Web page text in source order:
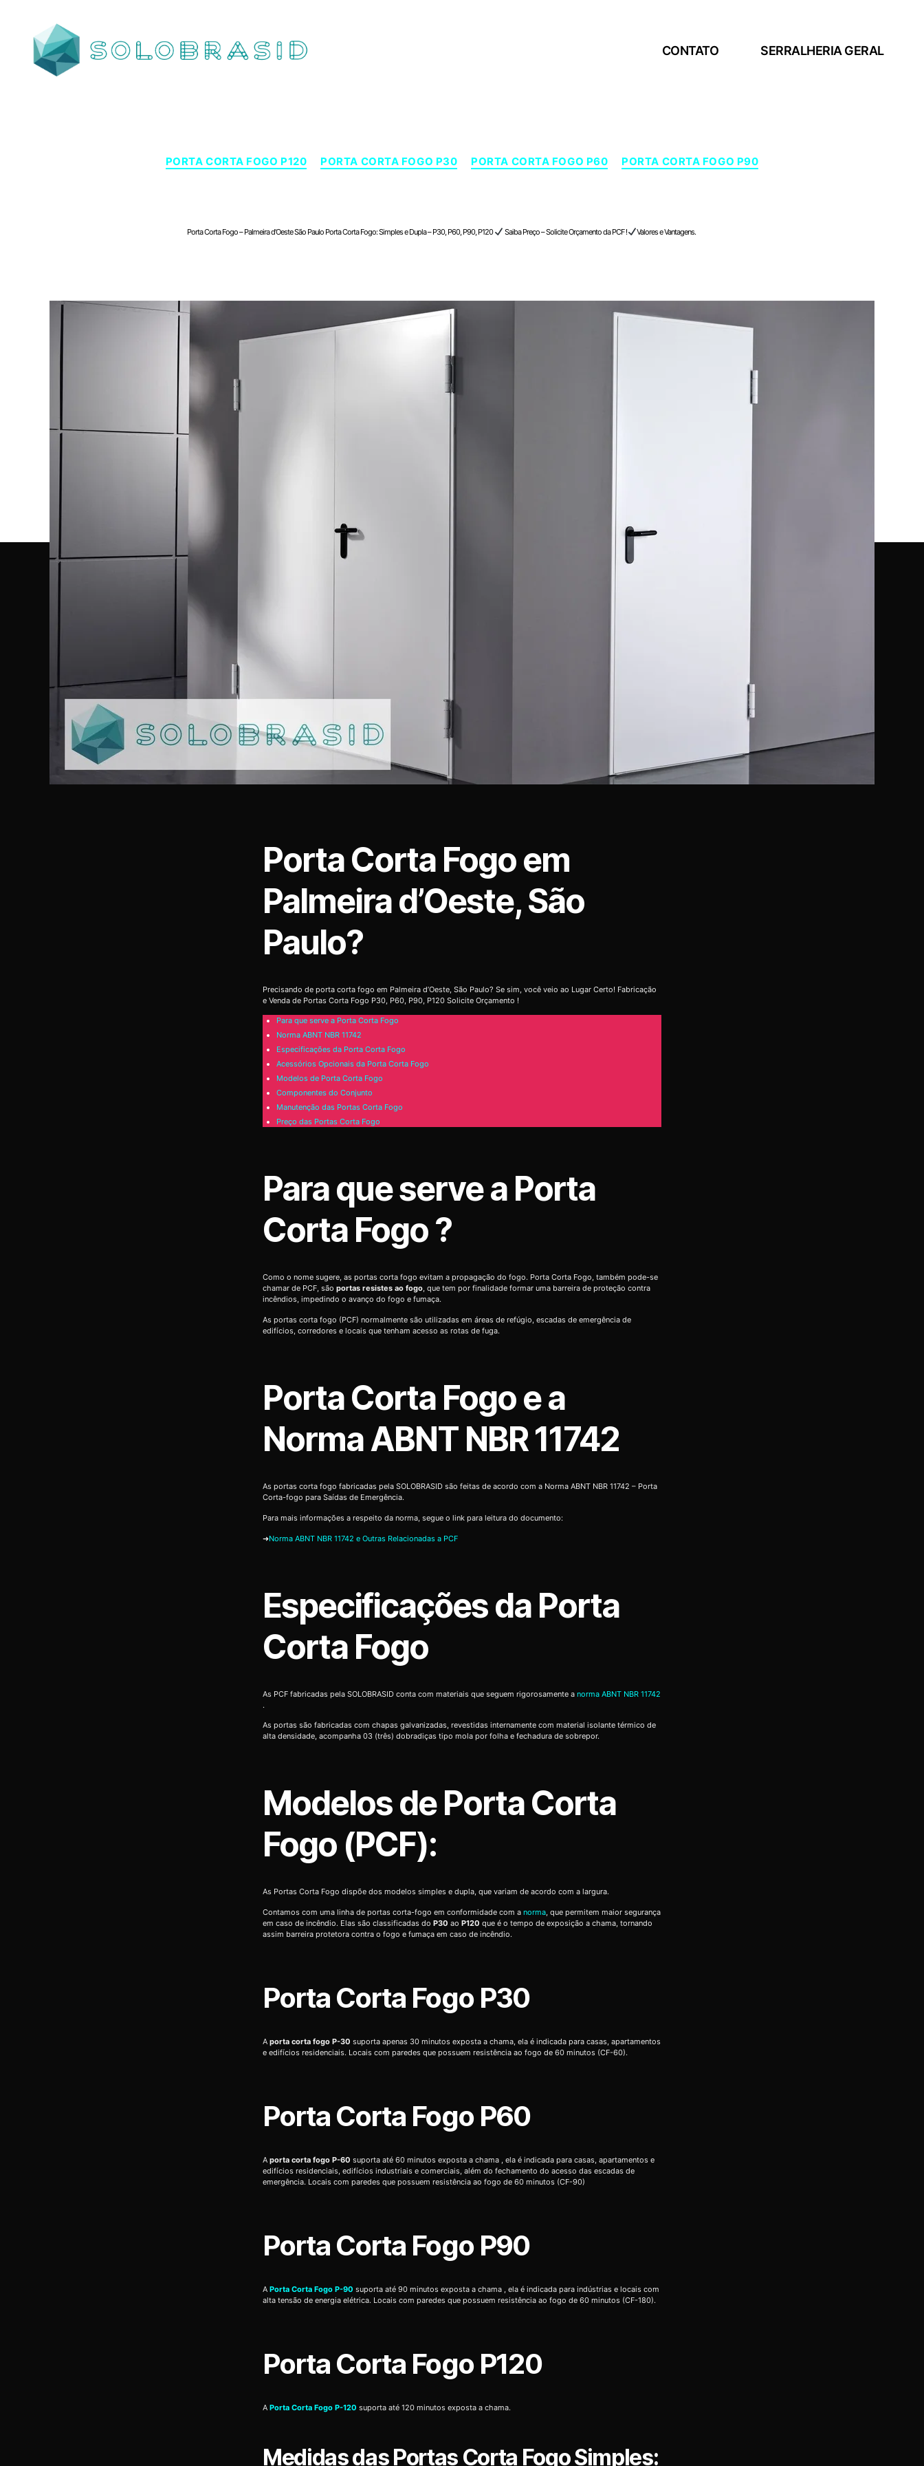
CONTATO SERRALHERIA GERAL
PORTA CORTA FOGO P120 PORTA CORTA FOGO P30 PORTA CORTA FOGO P60 PORTA CORTA FOGO P90
Porta Corta Fogo – Palmeira d’Oeste São Paulo Porta Corta Fogo: Simples e Dupla – P30, P60, P90, P120 Saiba Preço – Solicite Orçamento da PCF ! Valores e Vantagens.
Porta Corta Fogo em
Palmeira d’Oeste, São
Paulo?
Precisando de porta corta fogo em Palmeira d’Oeste, São Paulo? Se sim, você veio ao Lugar Certo! Fabricação
e Venda de Portas Corta Fogo P30, P60, P90, P120 Solicite Orçamento !
Para que serve a Porta Corta Fogo
Norma ABNT NBR 11742
Especificações da Porta Corta Fogo
Acessórios Opcionais da Porta Corta Fogo
Modelos de Porta Corta Fogo
Componentes do Conjunto
Manutenção das Portas Corta Fogo
Preço das Portas Corta Fogo
Para que serve a Porta
Corta Fogo ?
Como o nome sugere, as portas corta fogo evitam a propagação do fogo. Porta Corta Fogo, também pode-se
chamar de PCF, são portas resistes ao fogo, que tem por finalidade formar uma barreira de proteção contra
incêndios, impedindo o avanço do fogo e fumaça.
As portas corta fogo (PCF) normalmente são utilizadas em áreas de refúgio, escadas de emergência de
edifícios, corredores e locais que tenham acesso as rotas de fuga.
Porta Corta Fogo e a
Norma ABNT NBR 11742
As portas corta fogo fabricadas pela SOLOBRASID são feitas de acordo com a Norma ABNT NBR 11742 – Porta
Corta-fogo para Saídas de Emergência.
Para mais informações a respeito da norma, segue o link para leitura do documento:
➜Norma ABNT NBR 11742 e Outras Relacionadas a PCF
Especificações da Porta
Corta Fogo
As PCF fabricadas pela SOLOBRASID conta com materiais que seguem rigorosamente a norma ABNT NBR 11742
.
As portas são fabricadas com chapas galvanizadas, revestidas internamente com material isolante térmico de
alta densidade, acompanha 03 (três) dobradiças tipo mola por folha e fechadura de sobrepor.
Modelos de Porta Corta
Fogo (PCF):
As Portas Corta Fogo dispõe dos modelos simples e dupla, que variam de acordo com a largura.
Contamos com uma linha de portas corta-fogo em conformidade com a norma, que permitem maior segurança
em caso de incêndio. Elas são classificadas do P30 ao P120 que é o tempo de exposição a chama, tornando
assim barreira protetora contra o fogo e fumaça em caso de incêndio.
Porta Corta Fogo P30
A porta corta fogo P-30 suporta apenas 30 minutos exposta a chama, ela é indicada para casas, apartamentos
e edifícios residenciais. Locais com paredes que possuem resistência ao fogo de 60 minutos (CF-60).
Porta Corta Fogo P60
A porta corta fogo P-60 suporta até 60 minutos exposta a chama , ela é indicada para casas, apartamentos e
edifícios residenciais, edifícios industriais e comerciais, além do fechamento do acesso das escadas de
emergência. Locais com paredes que possuem resistência ao fogo de 60 minutos (CF-90)
Porta Corta Fogo P90
A Porta Corta Fogo P-90 suporta até 90 minutos exposta a chama , ela é indicada para indústrias e locais com
alta tensão de energia elétrica. Locais com paredes que possuem resistência ao fogo de 60 minutos (CF-180).
Porta Corta Fogo P120
A Porta Corta Fogo P-120 suporta até 120 minutos exposta a chama.
Medidas das Portas Corta Fogo Simples: